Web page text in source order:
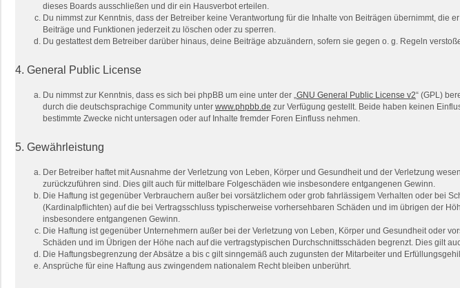
dieses Boards ausschließen und dir ein Hausverbot erteilen.
Du nimmst zur Kenntnis, dass der Betreiber keine Verantwortung für die Inhalte von Beiträgen übernimmt,
Beiträge und Funktionen jederzeit zu löschen oder zu sperren.
Du gestattest dem Betreiber darüber hinaus, deine Beiträge abzuändern, sofern sie gegen o. g. Regeln
4. General Public License
Du nimmst zur Kenntnis, dass es sich bei phpBB um eine unter der „GNU General Public License v2“ (GPL)
durch die deutschsprachige Community unter www.phpbb.de zur Verfügung gestellt. Beide haben keinen
bestimmte Zwecke nicht untersagen oder auf Inhalte fremder Foren Einfluss nehmen.
5. Gewährleistung
Der Betreiber haftet mit Ausnahme der Verletzung von Leben, Körper und Gesundheit und der Verletzung
zurückzuführen sind. Dies gilt auch für mittelbare Folgeschäden wie insbesondere entgangenen Gewinn.
Die Haftung ist gegenüber Verbrauchern außer bei vorsätzlichem oder grob fahrlässigem Verhalten oder bei
(Kardinalpflichten) auf die bei Vertragsschluss typischerweise vorhersehbaren Schäden und im übrigen der
insbesondere entgangenen Gewinn.
Die Haftung ist gegenüber Unternehmern außer bei der Verletzung von Leben, Körper und Gesundheit oder
Schäden und im Übrigen der Höhe nach auf die vertragstypischen Durchschnittsschäden begrenzt. Dies gilt
Die Haftungsbegrenzung der Absätze a bis c gilt sinngemäß auch zugunsten der Mitarbeiter und
Ansprüche für eine Haftung aus zwingendem nationalem Recht bleiben unberührt.